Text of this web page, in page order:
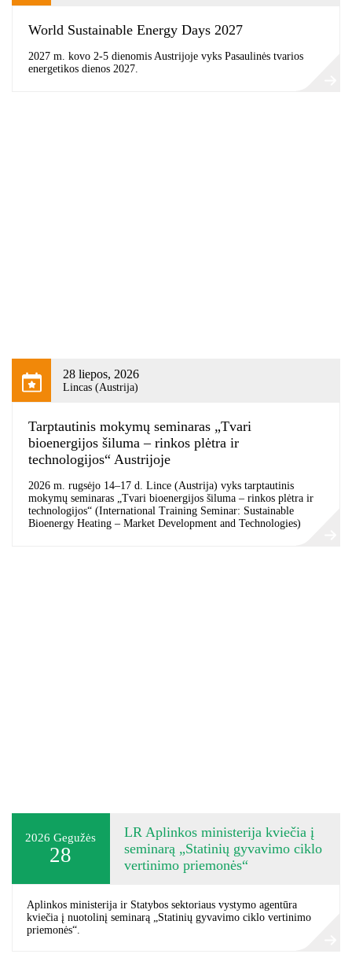
World Sustainable Energy Days 2027
2027 m. kovo 2-5 dienomis Austrijoje vyks Pasaulinės tvarios
energetikos dienos 2027.
28 liepos, 2026
Lincas (Austrija)
Tarptautinis mokymų seminaras „Tvari
bioenergijos šiluma – rinkos plėtra ir
technologijos“ Austrijoje
2026 m. rugsėjo 14–17 d. Lince (Austrija) vyks tarptautinis
mokymų seminaras „Tvari bioenergijos šiluma – rinkos plėtra ir
technologijos“ (International Training Seminar: Sustainable
Bioenergy Heating – Market Development and Technologies)
2026 Gegužės
28
LR Aplinkos ministerija kviečia į
seminarą „Statinių gyvavimo ciklo
vertinimo priemonės“
Aplinkos ministerija ir Statybos sektoriaus vystymo agentūra
kviečia į nuotolinį seminarą „Statinių gyvavimo ciklo vertinimo
priemonės“.